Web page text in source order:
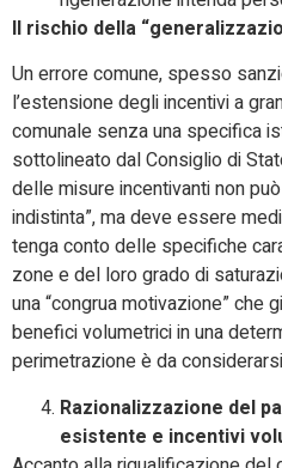
Il rischio della
Un errore comune, spesso
l’estensione degli incentivi a
comunale senza una specifica
sottolineato dal Consiglio di
delle misure incentivanti non
indistinta”, ma deve essere
tenga conto delle specifiche
zone e del loro grado di
una “congrua motivazione” che
benefici volumetrici in una
perimetrazione è da
Razionalizzazione del
esistente e incentivi